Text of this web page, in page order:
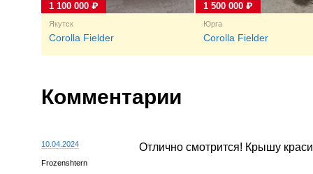
Якутск
Corolla Fielder
1 100 000 ₽
Юрга
Corolla Fielder
1 500 000 ₽
Комментарии
10.04.2024
Frozenshtern
Отлично смотрится! Крышу